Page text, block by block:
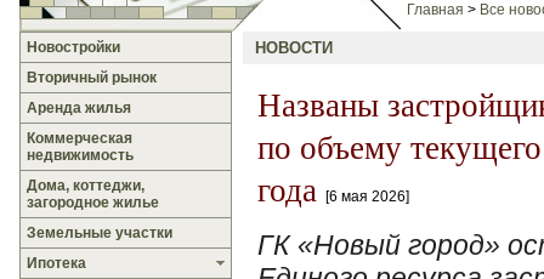
Главная > Все
Новостройки
Вторичный рынок
Аренда жилья
Коммерческая
недвижимость
Дома, коттеджи,
загородное жилье
Земельные участки
Ипотека
НОВОСТИ
Названы
по объему
года
6 мая 2026
ГК «Новый город»